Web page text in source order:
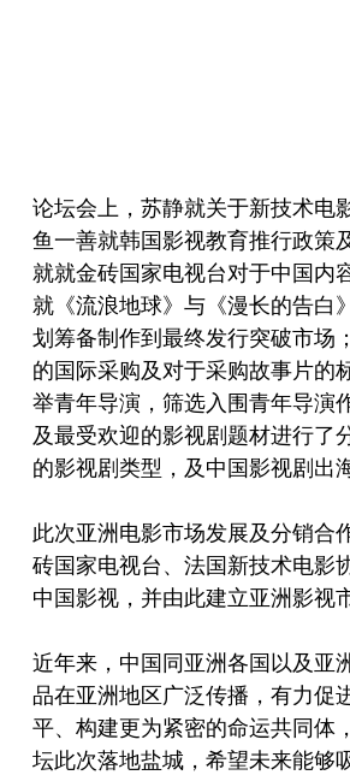
论坛会上，苏静就关于新技术电
鱼一善就韩国影视教育推行政策
就就金砖国家电视台对于中国内
就《流浪地球》与《漫长的告白
划筹备制作到最终发行突破市场
的国际采购及对于采购故事片的
举青年导演，筛选入围青年导演
及最受欢迎的影视剧题材进行了
的影视剧类型，及中国影视剧出
此次亚洲电影市场发展及分销合
砖国家电视台、法国新技术电影
中国影视，并由此建立亚洲影视
近年来，中国同亚洲各国以及亚
品在亚洲地区广泛传播，有力促
平、构建更为紧密的命运共同体
坛此次落地盐城，希望未来能够